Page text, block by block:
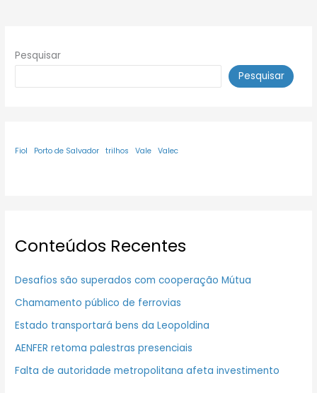
Pesquisar
Pesquisar
Fiol Porto de Salvador trilhos Vale Valec
Conteúdos Recentes
Desafios são superados com cooperação Mútua
Chamamento público de ferrovias
Estado transportará bens da Leopoldina
AENFER retoma palestras presenciais
Falta de autoridade metropolitana afeta investimento